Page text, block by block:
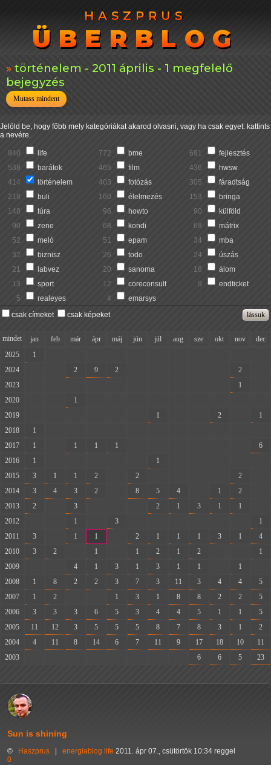
HASZPRUS
ÜBERBLOG
HASZPRUS
ÜBERBLOG
történelem - 2011 április - 1 megfelelő
bejegyzés
Mutass mindent
Jelöld be, hogy főbb mely kategóriákat akarod olvasni, vagy ha csak egyet: kattints
a nevére.
940 life 772 bme 691
fejlesztés
538
barátok 465 film 436
hwsw
414
történelem 403 fotózás 305
fáradtság
218
buli 160 élelmezés 153
bringa
148
túra 96 howto 90
külföld
90
zene 68 kondi 68
mátrix
52
meló 51 epam 34
mba
32
biznisz 26 todo 24
úszás
21
labvez 20 sanoma 16
álom
13
sport 12 coreconsult 9
endticket
5
realeyes 4
emarsys
csak címeket
csak képeket
mindet jan feb már ápr máj jún júl aug sze okt nov
dec
2025
1
2024
2 9 2 2
2023
1
2020
1
2019
1 2
1
2018
1
2017
1 1 1 1
6
2016
1 1
2015
3 1 1 2 2 2
2014
3 4 3 2 8 5 4 1 2
2013
2 3 2 1 3 1 1
2012
1 3
1
2011
3 1 1 2 1 1 1 3 1
4
2010
3 2 1 1 2 1 2
1
2009
4 1 3 1 3 1 1 1
2008
1 8 2 2 3 7 3 11 3 4 4
5
2007
1 2 1 3 1 8 8 2 2
5
2006
3 3 3 6 5 3 4 4 5 1 1
5
2005
11 12 3 5 5 5 8 7 8 3 1
2
2004
4 11 8 14 6 7 11 9 17 18 10
11
2003
6 6 5 23
Sun is shining
© Haszprus energiablog life 2011. ápr 07., csütörtök 10:34 reggel
0